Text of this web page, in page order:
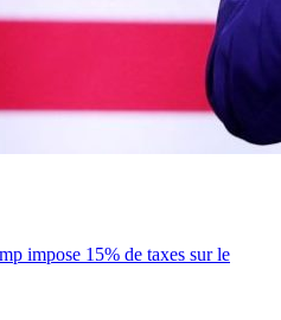
impose 15% de taxes sur le